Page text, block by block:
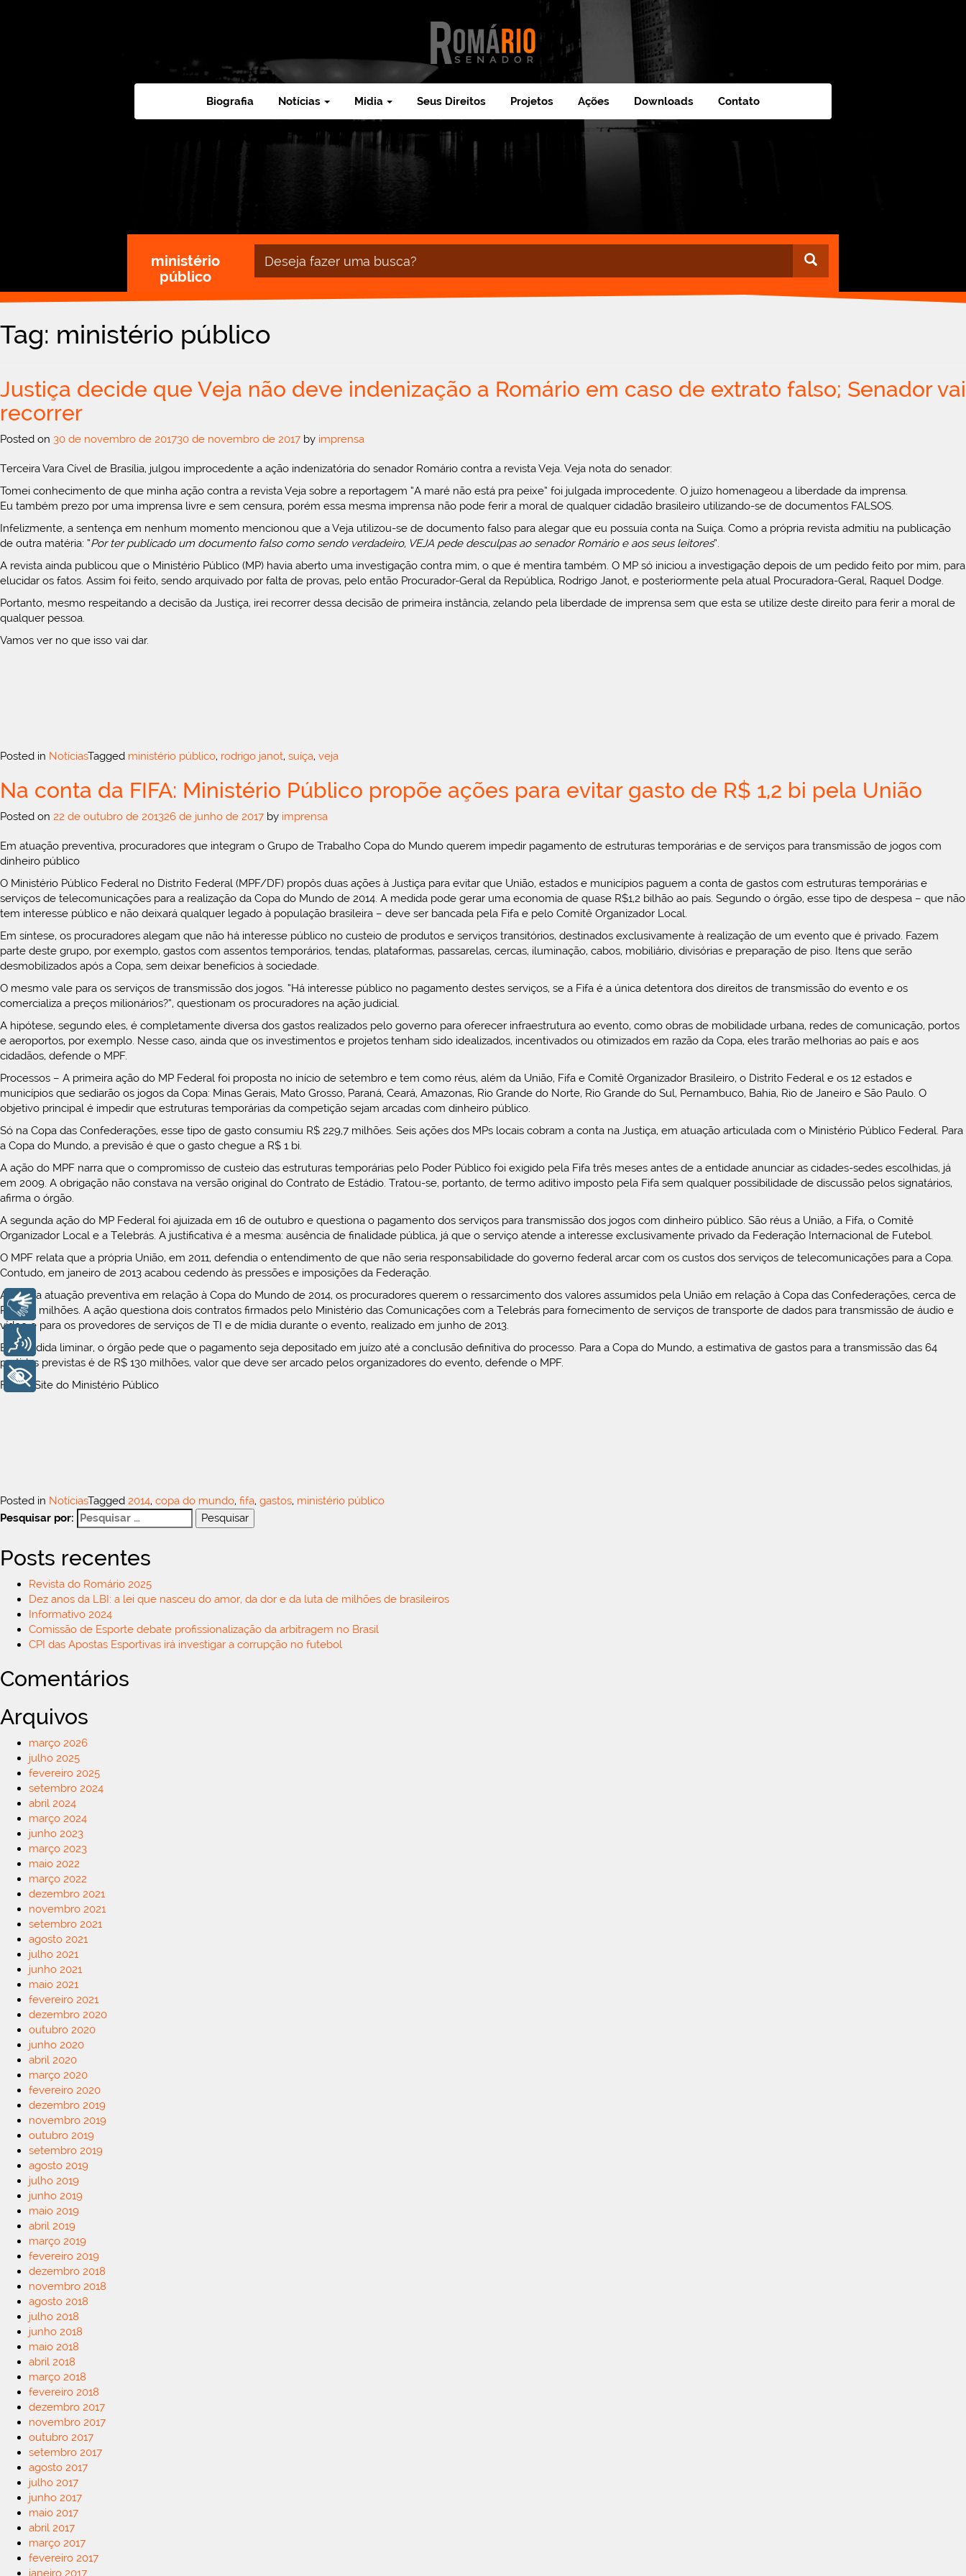
Biografia Notícias Midia Seus Direitos Projetos Ações Downloads Contato
ministério
público
busca
Buscar
Tag: ministério público
Justiça decide que Veja não deve indenização a Romário em caso de extrato falso; Senador vai
recorrer
Posted on 30 de novembro de 201730 de novembro de 2017 by imprensa
Terceira Vara Cível de Brasília, julgou improcedente a ação indenizatória do senador Romário contra a revista Veja. Veja nota do senador:
Tomei conhecimento de que minha ação contra a revista Veja sobre a reportagem “A maré não está pra peixe” foi julgada improcedente. O juízo homenageou a liberdade da imprensa.
Eu também prezo por uma imprensa livre e sem censura, porém essa mesma imprensa não pode ferir a moral de qualquer cidadão brasileiro utilizando-se de documentos FALSOS.
Infelizmente, a sentença em nenhum momento mencionou que a Veja utilizou-se de documento falso para alegar que eu possuía conta na Suíça. Como a própria revista admitiu na publicação
de outra matéria: “Por ter publicado um documento falso como sendo verdadeiro, VEJA pede desculpas ao senador Romário e aos seus leitores”.
A revista ainda publicou que o Ministério Público (MP) havia aberto uma investigação contra mim, o que é mentira também. O MP só iniciou a investigação depois de um pedido feito por mim, para
elucidar os fatos. Assim foi feito, sendo arquivado por falta de provas, pelo então Procurador-Geral da República, Rodrigo Janot, e posteriormente pela atual Procuradora-Geral, Raquel Dodge.
Portanto, mesmo respeitando a decisão da Justiça, irei recorrer dessa decisão de primeira instância, zelando pela liberdade de imprensa sem que esta se utilize deste direito para ferir a moral de
qualquer pessoa.
Vamos ver no que isso vai dar.
Posted in NotíciasTagged ministério público, rodrigo janot, suíça, veja
Na conta da FIFA: Ministério Público propõe ações para evitar gasto de R$ 1,2 bi pela União
Posted on 22 de outubro de 201326 de junho de 2017 by imprensa
Em atuação preventiva, procuradores que integram o Grupo de Trabalho Copa do Mundo querem impedir pagamento de estruturas temporárias e de serviços para transmissão de jogos com
dinheiro público
O Ministério Público Federal no Distrito Federal (MPF/DF) propôs duas ações à Justiça para evitar que União, estados e municípios paguem a conta de gastos com estruturas temporárias e
serviços de telecomunicações para a realização da Copa do Mundo de 2014. A medida pode gerar uma economia de quase R$1,2 bilhão ao país. Segundo o órgão, esse tipo de despesa – que não
tem interesse público e não deixará qualquer legado à população brasileira – deve ser bancada pela Fifa e pelo Comitê Organizador Local.
Em síntese, os procuradores alegam que não há interesse público no custeio de produtos e serviços transitórios, destinados exclusivamente à realização de um evento que é privado. Fazem
parte deste grupo, por exemplo, gastos com assentos temporários, tendas, plataformas, passarelas, cercas, iluminação, cabos, mobiliário, divisórias e preparação de piso. Itens que serão
desmobilizados após a Copa, sem deixar benefícios à sociedade.
O mesmo vale para os serviços de transmissão dos jogos. “Há interesse público no pagamento destes serviços, se a Fifa é a única detentora dos direitos de transmissão do evento e os
comercializa a preços milionários?”, questionam os procuradores na ação judicial.
A hipótese, segundo eles, é completamente diversa dos gastos realizados pelo governo para oferecer infraestrutura ao evento, como obras de mobilidade urbana, redes de comunicação, portos
e aeroportos, por exemplo. Nesse caso, ainda que os investimentos e projetos tenham sido idealizados, incentivados ou otimizados em razão da Copa, eles trarão melhorias ao país e aos
cidadãos, defende o MPF.
Processos – A primeira ação do MP Federal foi proposta no início de setembro e tem como réus, além da União, Fifa e Comitê Organizador Brasileiro, o Distrito Federal e os 12 estados e
municípios que sediarão os jogos da Copa: Minas Gerais, Mato Grosso, Paraná, Ceará, Amazonas, Rio Grande do Norte, Rio Grande do Sul, Pernambuco, Bahia, Rio de Janeiro e São Paulo. O
objetivo principal é impedir que estruturas temporárias da competição sejam arcadas com dinheiro público.
Só na Copa das Confederações, esse tipo de gasto consumiu R$ 229,7 milhões. Seis ações dos MPs locais cobram a conta na Justiça, em atuação articulada com o Ministério Público Federal. Para
a Copa do Mundo, a previsão é que o gasto chegue a R$ 1 bi.
A ação do MPF narra que o compromisso de custeio das estruturas temporárias pelo Poder Público foi exigido pela Fifa três meses antes de a entidade anunciar as cidades-sedes escolhidas, já
em 2009. A obrigação não constava na versão original do Contrato de Estádio. Tratou-se, portanto, de termo aditivo imposto pela Fifa sem qualquer possibilidade de discussão pelos signatários,
afirma o órgão.
A segunda ação do MP Federal foi ajuizada em 16 de outubro e questiona o pagamento dos serviços para transmissão dos jogos com dinheiro público. São réus a União, a Fifa, o Comitê
Organizador Local e a Telebrás. A justificativa é a mesma: ausência de finalidade pública, já que o serviço atende a interesse exclusivamente privado da Federação Internacional de Futebol.
O MPF relata que a própria União, em 2011, defendia o entendimento de que não seria responsabilidade do governo federal arcar com os custos dos serviços de telecomunicações para a Copa.
Contudo, em janeiro de 2013 acabou cedendo às pressões e imposições da Federação.
Além da atuação preventiva em relação à Copa do Mundo de 2014, os procuradores querem o ressarcimento dos valores assumidos pela União em relação à Copa das Confederações, cerca de
R$ 33,4 milhões. A ação questiona dois contratos firmados pelo Ministério das Comunicações com a Telebrás para fornecimento de serviços de transporte de dados para transmissão de áudio e
vídeo e para os provedores de serviços de TI e de mídia durante o evento, realizado em junho de 2013.
Em medida liminar, o órgão pede que o pagamento seja depositado em juízo até a conclusão definitiva do processo. Para a Copa do Mundo, a estimativa de gastos para a transmissão das 64
partidas previstas é de R$ 130 milhões, valor que deve ser arcado pelos organizadores do evento, defende o MPF.
Fonte: Site do Ministério Público
Posted in NotíciasTagged 2014, copa do mundo, fifa, gastos, ministério público
Pesquisar por:
Posts recentes
Revista do Romário 2025
Dez anos da LBI: a lei que nasceu do amor, da dor e da luta de milhões de brasileiros
Informativo 2024
Comissão de Esporte debate profissionalização da arbitragem no Brasil
CPI das Apostas Esportivas irá investigar a corrupção no futebol
Comentários
Arquivos
março 2026
julho 2025
fevereiro 2025
setembro 2024
abril 2024
março 2024
junho 2023
março 2023
maio 2022
março 2022
dezembro 2021
novembro 2021
setembro 2021
agosto 2021
julho 2021
junho 2021
maio 2021
fevereiro 2021
dezembro 2020
outubro 2020
junho 2020
abril 2020
março 2020
fevereiro 2020
dezembro 2019
novembro 2019
outubro 2019
setembro 2019
agosto 2019
julho 2019
junho 2019
maio 2019
abril 2019
março 2019
fevereiro 2019
dezembro 2018
novembro 2018
agosto 2018
julho 2018
junho 2018
maio 2018
abril 2018
março 2018
fevereiro 2018
dezembro 2017
novembro 2017
outubro 2017
setembro 2017
agosto 2017
julho 2017
junho 2017
maio 2017
abril 2017
março 2017
fevereiro 2017
janeiro 2017
Libras
Voz